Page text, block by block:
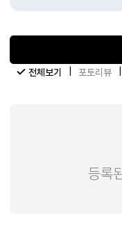
전체보기 포토리뷰
등록